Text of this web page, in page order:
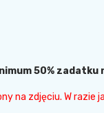
50%
na zdjęciu. W